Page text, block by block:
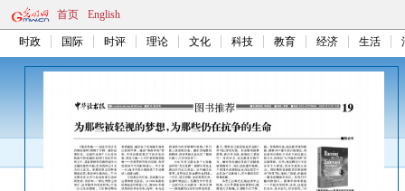
首页 English
时政 国际 时评 理论 文化 科技 教育 经济 生活